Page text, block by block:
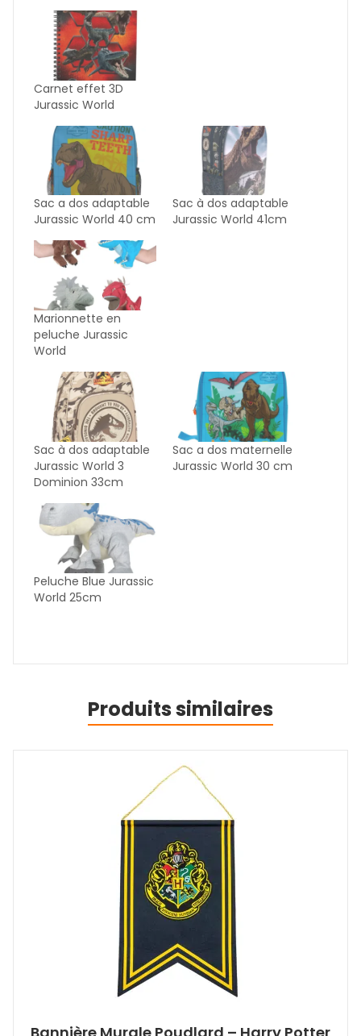
Carnet effet 3D
Jurassic World
Sac a dos adaptable
Jurassic World 40 cm
Sac à dos adaptable
Jurassic World 41cm
Marionnette en
peluche Jurassic
World
Sac à dos adaptable
Jurassic World 3
Dominion 33cm
Sac a dos maternelle
Jurassic World 30 cm
Peluche Blue Jurassic
World 25cm
Produits similaires